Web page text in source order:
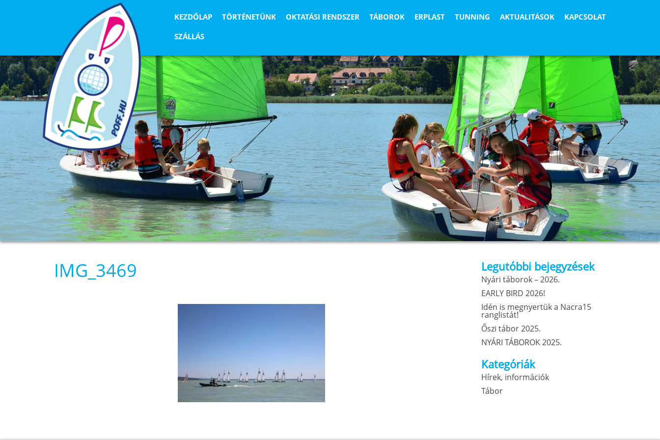
KEZDŐLAP TÖRTÉNETÜNK OKTATÁSI RENDSZER TÁBOROK ERPLAST TUNNING AKTUALITÁSOK
KAPCSOLAT
SZÁLLÁS
IMG_3469 Legutóbbi bejegyzések
Nyári táborok – 2026.
EARLY BIRD 2026!
Idén is megnyertük a Nacra15
ranglistát!
Őszi tábor 2025.
NYÁRI TÁBOROK 2025.
Kategóriák
Hírek, információk
Tábor